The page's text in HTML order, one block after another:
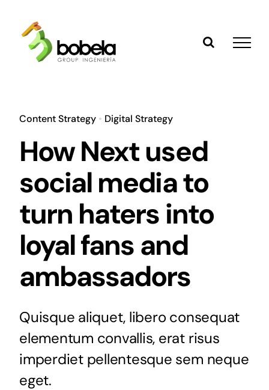
contenido
Content Strategy• Digital Strategy
How Next used
social media to
turn haters into
loyal fans and
ambassadors
Quisque aliquet, libero consequat
elementum convallis, erat risus
imperdiet pellentesque sem neque
eget.